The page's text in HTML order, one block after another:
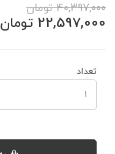
40,397,000 تومان
22,597,000 تومان
تعداد